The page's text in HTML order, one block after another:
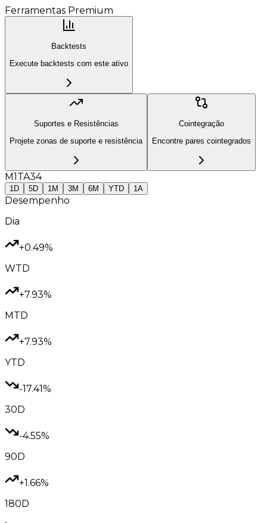
Ferramentas Premium
Backtests
Execute backtests com este ativo
Suportes e Resistências
Projete zonas de suporte e resistência
Cointegração
Encontre pares cointegrados
M1TA34
1D 5D 1M 3M 6M YTD 1A
Desempenho
Dia
+0.49%
WTD
+7.93%
MTD
+7.93%
YTD
-17.41%
30D
-4.55%
90D
+1.66%
180D